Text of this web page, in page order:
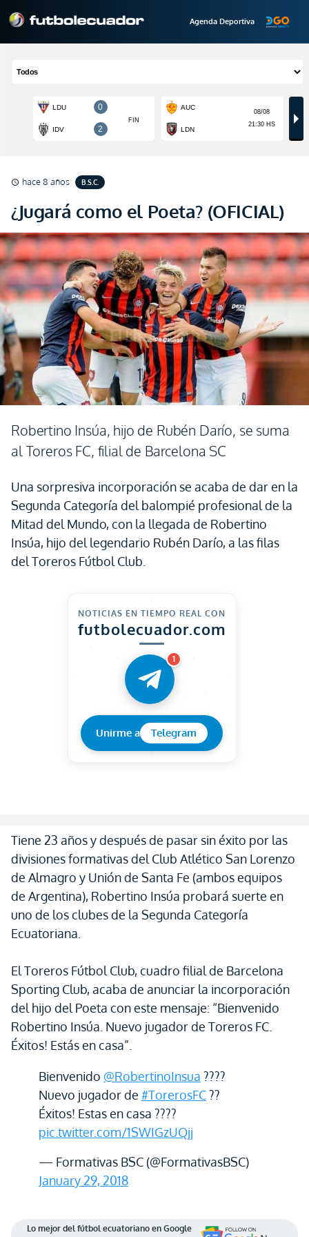
Agenda Deportiva
schedule hace 8 años B.S.C.
¿Jugará como el Poeta? (OFICIAL)
Robertino Insúa, hijo de Rubén Darío, se suma
al Toreros FC, filial de Barcelona SC
Una sorpresiva incorporación se acaba de dar en la
Segunda Categoría del balompié profesional de la
Mitad del Mundo, con la llegada de Robertino
Insúa, hijo del legendario Rubén Darío, a las filas
del Toreros Fútbol Club.
NOTICIAS EN TIEMPO REAL CON
futbolecuador.com
1
Unirme a Telegram
Tiene 23 años y después de pasar sin éxito por las
divisiones formativas del Club Atlético San Lorenzo
de Almagro y Unión de Santa Fe (ambos equipos
de Argentina), Robertino Insúa probará suerte en
uno de los clubes de la Segunda Categoría
Ecuatoriana.
El Toreros Fútbol Club, cuadro filial de Barcelona
Sporting Club, acaba de anunciar la incorporación
del hijo del Poeta con este mensaje: “Bienvenido
Robertino Insúa. Nuevo jugador de Toreros FC.
Éxitos! Estás en casa”.
Bienvenido @RobertinoInsua ????
Nuevo jugador de #TorerosFC??
Éxitos! Estas en casa ????
pic.twitter.com/1SWIGzUQjj
— Formativas BSC (@FormativasBSC)
January 29, 2018
Lo mejor del fútbol ecuatoriano en Google